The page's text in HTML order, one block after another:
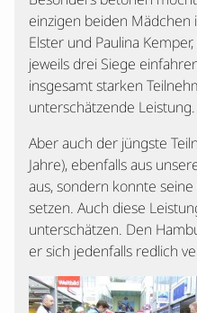
einzigen beiden Mädchen
Elster und Paulina
jeweils drei Siege
insgesamt starken
unterschätzende Leistung.
Aber auch der jüngste
Jahre), ebenfalls aus
aus, sondern konnte
setzen. Auch diese
unterschätzen. Den
er sich jedenfalls redlich